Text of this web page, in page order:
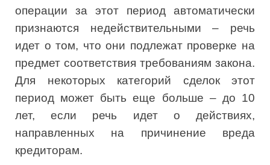
операции за этот период автоматически
признаются недействительными – речь
идет о том, что они подлежат проверке на
предмет соответствия требованиям закона.
Для некоторых категорий сделок этот
период может быть еще больше – до 10
лет, если речь идет о действиях,
направленных на причинение вреда
кредиторам.